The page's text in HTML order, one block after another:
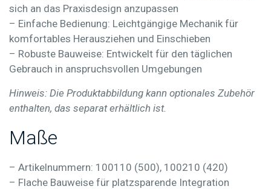
sich an das Praxisdesign anzupassen
– Einfache Bedienung: Leichtgängige Mechanik für
komfortables Herausziehen und Einschieben
– Robuste Bauweise: Entwickelt für den täglichen
Gebrauch in anspruchsvollen Umgebungen
Hinweis: Die Produktabbildung kann optionales Zubehör
enthalten, das separat erhältlich ist.
Maße
– Artikelnummern: 100110 (500), 100210 (420)
– Flache Bauweise für platzsparende Integration